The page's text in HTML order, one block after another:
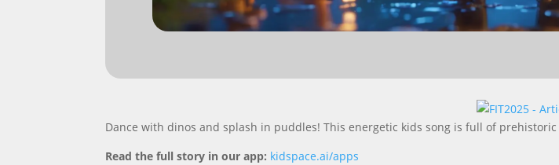
Dance with dinos and splash in puddles! This energetic kids song is full of
Read the full story in our app: kidspace.ai/apps